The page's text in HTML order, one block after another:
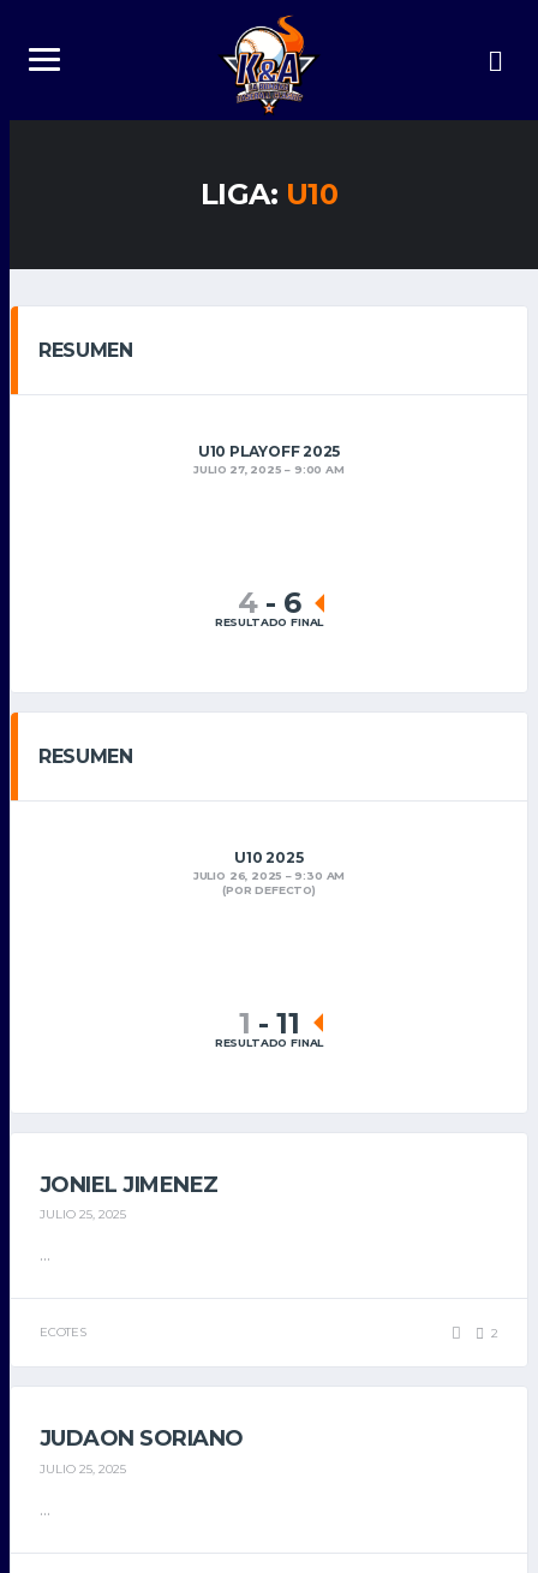
LIGA: U10
RESUMEN
U10 PLAYOFF 2025
JULIO 27, 2025 9:00 AM
4 - 6
RESULTADO FINAL
RESUMEN
U10 2025
JULIO 26, 2025
9:30 AM
(POR DEFECTO)
1 - 11
RESULTADO FINAL
JONIEL JIMENEZ
JULIO 25, 2025
...
ECOTES 2
JUDAON SORIANO
JULIO 25, 2025
...